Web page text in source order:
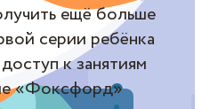
ещё больше
серии ребёнка
к занятиям
«Фоксфорд»